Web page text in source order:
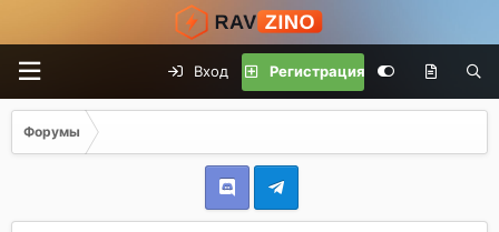
Вход Регистрация
Форумы